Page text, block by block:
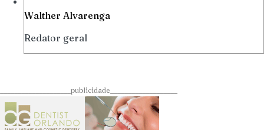
Walther Alvarenga
Redator geral
____________________publicidade___________________